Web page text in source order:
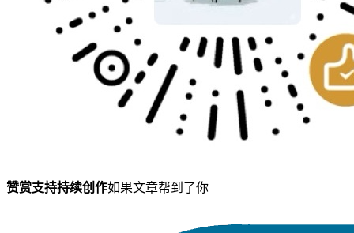
赞赏支持持续创作如果文章帮到了你